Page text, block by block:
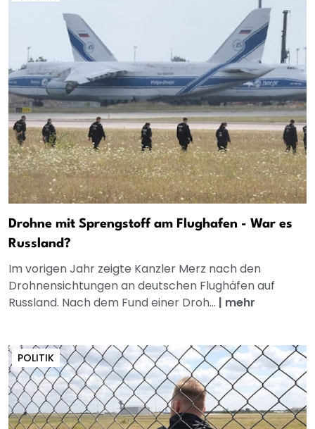
Drohne mit Sprengstoff am Flughafen - War es
Russland?
Im vorigen Jahr zeigte Kanzler Merz nach den
Drohnensichtungen an deutschen Flughäfen auf
Russland. Nach dem Fund einer Droh... | mehr
POLITIK